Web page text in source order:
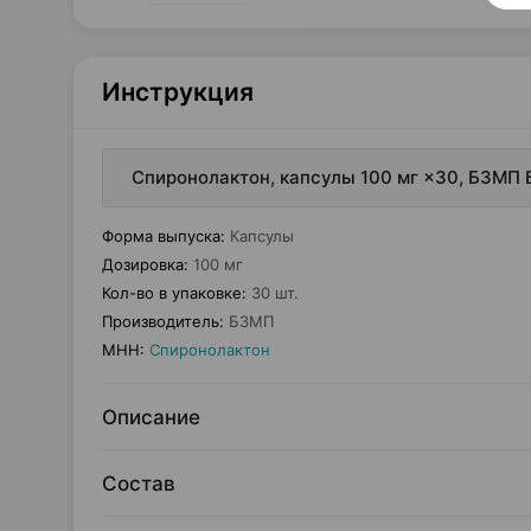
Инструкция
Спиронолактон, капсулы 100 мг ×30, БЗМП
Форма выпуска: Капсулы
Дозировка: 100 мг
Кол-во в упаковке: 30 шт.
Производитель: БЗМП
МНН: Спиронолактон
Описание
Состав